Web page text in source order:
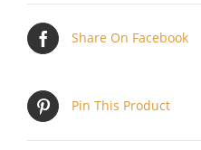
Share On Facebook
Pin This Product